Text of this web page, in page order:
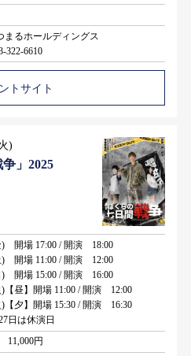
まるホールディングス
322-6610
トサイト
)
」2025
) 開場 17:00 / 開演 18:00
) 開場 11:00 / 開演 12:00
) 開場 15:00 / 開演 16:00
)【昼】開場 11:00 / 開演 12:00
)【夕】開場 15:30 / 開演 16:30
日は休演日
円